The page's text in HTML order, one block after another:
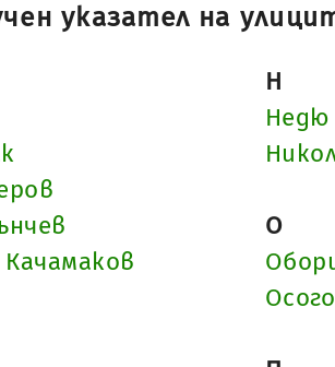
указател на
Н
Недю
О